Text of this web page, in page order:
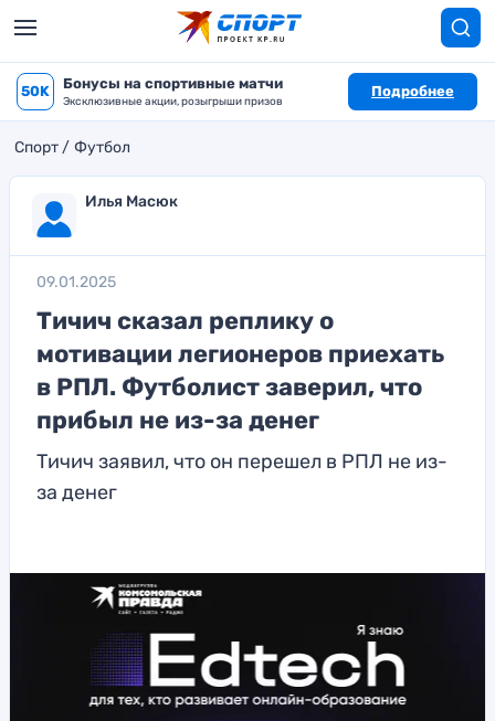
50K Бонусы на спортивные матчи
Эксклюзивные акции, розыгрыши призов
Подробнее
Спорт Футбол
Илья Масюк
09.01.2025
Тичич сказал реплику о
мотивации легионеров приехать
в РПЛ. Футболист заверил, что
прибыл не из-за денег
Тичич заявил, что он перешел в РПЛ не из-
за денег